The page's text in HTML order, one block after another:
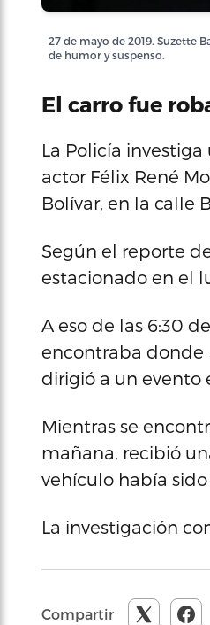
27 de mayo de 2019. Suzette
de humor y suspenso.
El carro fue
La Policía
actor Félix René
Bolívar, en la calle
Según el reporte
estacionado en el
A eso de las 6:30
encontraba donde
dirigió a un evento
Mientras se
mañana, recibió
vehículo había
La investigación
Compartir